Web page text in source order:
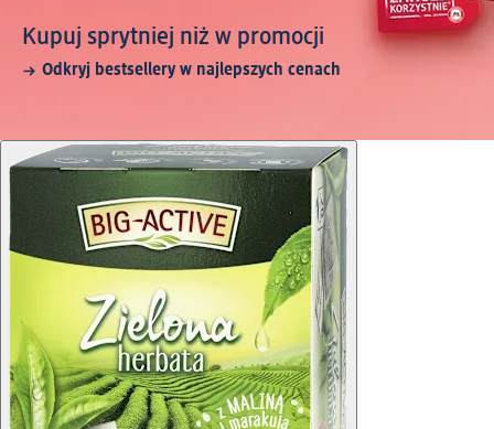
Kupuj sprytniej niż w promocji
Odkryj bestsellery w najlepszych cenach